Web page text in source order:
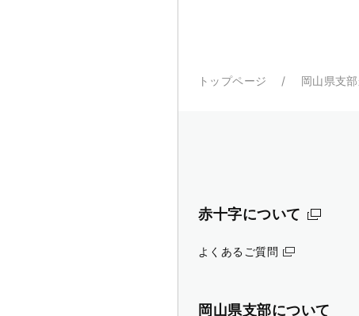
トップページ 岡山県支
赤十字について
よくあるご質問
岡山県支部について